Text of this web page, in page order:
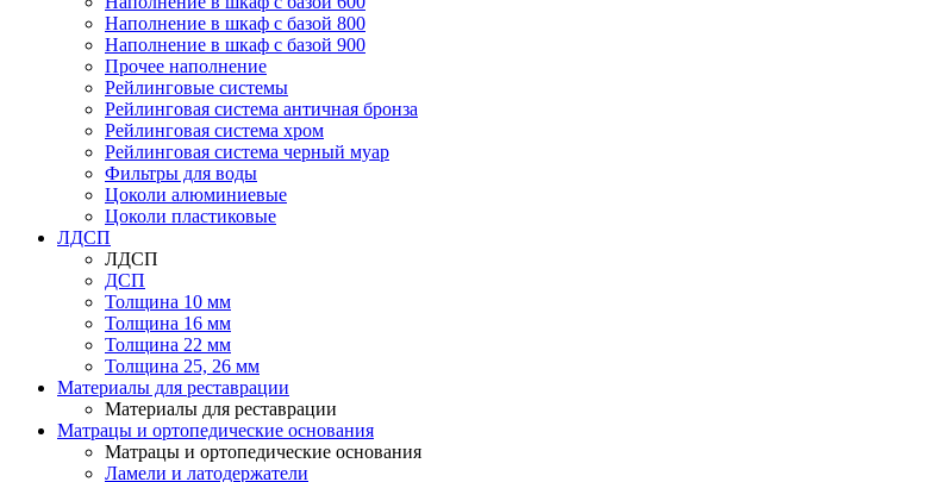
Наполнение в шкаф с базой 800
Наполнение в шкаф с базой 900
Прочее наполнение
Рейлинговые системы
Рейлинговая система античная бронза
Рейлинговая система хром
Рейлинговая система черный муар
Фильтры для воды
Цоколи алюминиевые
Цоколи пластиковые
ЛДСП
ЛДСП
ДСП
Толщина 10 мм
Толщина 16 мм
Толщина 22 мм
Толщина 25, 26 мм
Материалы для реставрации
Материалы для реставрации
Матрацы и ортопедические основания
Матрацы и ортопедические основания
Ламели и латодержатели